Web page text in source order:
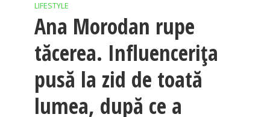
LIFESTYLE
Ana Morodan rupe
tăcerea. Influencerița
pusă la zid de toată
lumea, după ce a